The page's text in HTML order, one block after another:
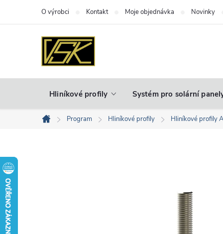
O výrobci Kontakt Moje objednávka Novinky
Hliníkové profily Systém pro solární
Domů
Program Hliníkové profily Hliníkové profily